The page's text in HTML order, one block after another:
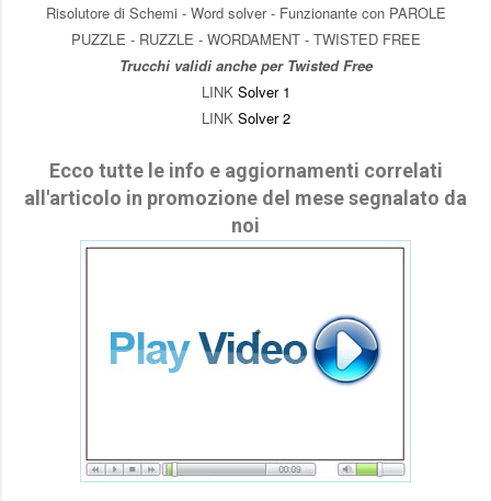
Risolutore di Schemi - Word solver - Funzionante con PAROLE
PUZZLE - RUZZLE - WORDAMENT - TWISTED FREE
Trucchi validi anche per Twisted Free
LINK Solver 1
LINK Solver 2
Ecco tutte le info e aggiornamenti correlati
all'articolo in promozione del mese segnalato da
noi